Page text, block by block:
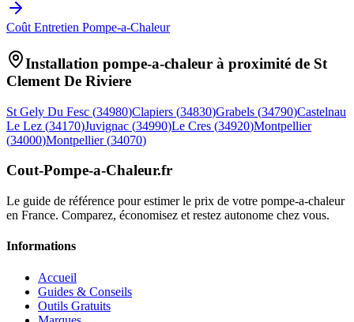
Coût Entretien Pompe-a-Chaleur
Installation pompe-a-chaleur à proximité de St
Clement De Riviere
St Gely Du Fesc (34980)Clapiers (34830)Grabels (34790)Castelnau
Le Lez (34170)Juvignac (34990)Le Cres (34920)Montpellier
(34000)Montpellier (34070)
Cout-Pompe-a-Chaleur.fr
Le guide de référence pour estimer le prix de votre pompe-a-chaleur
en France. Comparez, économisez et restez autonome chez vous.
Informations
Accueil
Guides & Conseils
Outils Gratuits